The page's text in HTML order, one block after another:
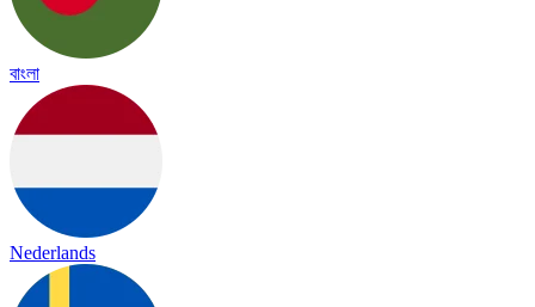
বাংলা
Nederlands